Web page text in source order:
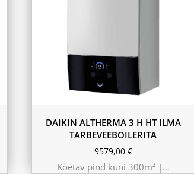
11.6 kW 300m²
10.44 kW 260m²
9.75 kW 220m²
DAIKIN ALTHERMA 3 H HT ILMA
TARBEVEEBOILERITA
9579,00 €
Köetav pind kuni 300m² |…